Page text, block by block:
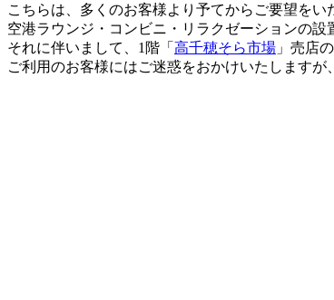
こちらは、多くのお客様より予てからご要望をい
空港ラウンジ・コンビニ・リラクゼーションの設
それに伴いまして、1階「 高千穂そら市場 」売店
ご利用のお客様にはご迷惑をおかけいたしますが